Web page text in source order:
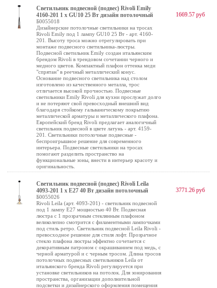
Светильник подвесной (подвес) Rivoli Emily
4160-201 1 х GU10 25 Вт дизайн потолочный
Б0055018
Дизайнерские потолочные светильники на тросах
Rivoli Emily под 1 лампу GU10 25 Вт - арт. 4160-
201. Высоту троса можно отрегулировать при
монтаже подвесного светильника-люстры.
Подвесной светильник Emily создан итальянским
брендом Rivoli в трендовом сочетании черного и
медного цветов. Компактный плафон оттенка меди
"спрятан" в реечный металлический конус.
Основание подвесного светильника над столом
изготовлено из качественного металла, трос
отличается высокой прочностью. Подвесные
светильники Emily Rivoli для кухни прослужат долго
и не потеряют свой превосходный внешний вид
благодаря стойкому гальваническому покрытию
металлической арматуры и металлического плафона.
Европейский бренд Rivoli предлагает аналогичный
светильник подвесной в цвете латунь - арт. 4159-
201. Светильники потолочные подвесные -
беспроигрышное решение для современного
интерьера. Подвесные светильники на тросах
помогают разделить пространство на
функциональные зоны, внести в интерьер красоту и
оригинальность.
1669.57 руб
Светильник подвесной (подвес) Rivoli Leila
4093-201 1 х Е27 40 Вт дизайн потолочный
Б0055026
Rivoli Leila (арт. 4093-201) - светильник подвесной
под 1 лампу Е27 мощностью 40 Вт. Подвесная
люстра с 1 прозрачным стеклянным плафоном
великолепно смотрится с филаментными лампочками
под стиль ретро. Светильник подвесной Leila Rivoli -
превосходное решение для стиля лофт. Прозрачное
стекло плафона люстры эффектно сочетается с
декоративным патроном с окрашиванием под медь, с
черной арматурой и с черным тросом. Длина тросов
потолочных подвесных светильников Leila от
итальянского бренда Rivoli регулируется при
установке светильников на потолок. Для зонирования
пространства, организации дополнительной
подсветки и дизайнерского оформления помещения
3771.26 руб